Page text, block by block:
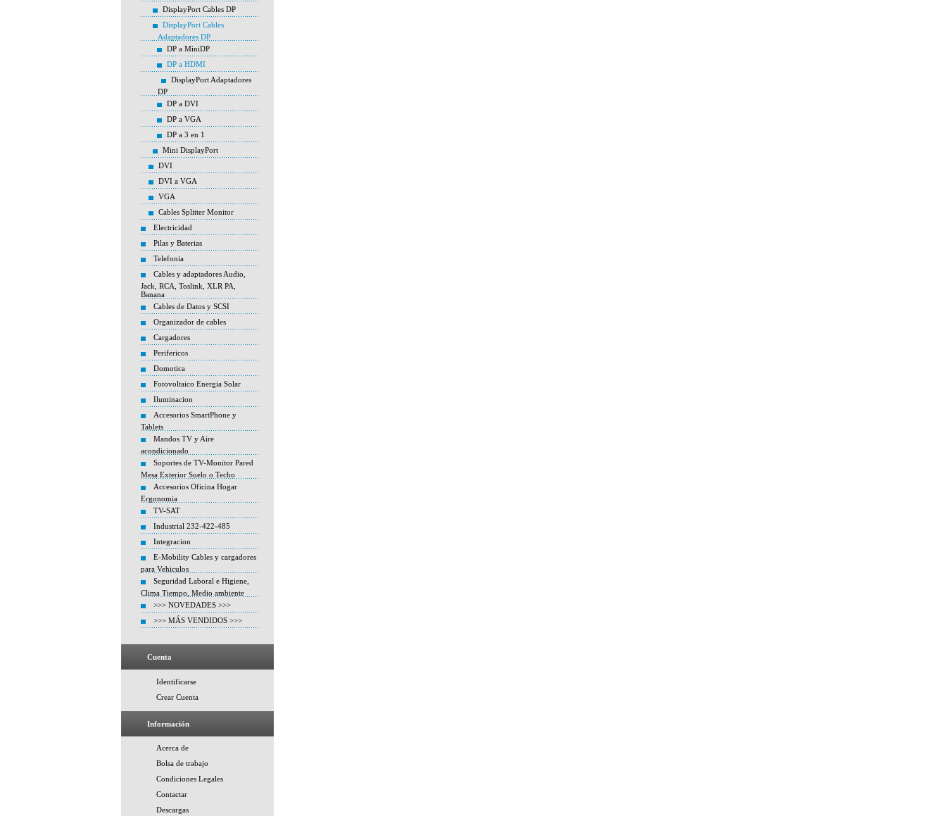
DisplayPort Cables DP
DisplayPort Cables
Adaptadores DP
DP a MiniDP
DP a HDMI
DisplayPort Adaptadores
DP
DP a DVI
DP a VGA
DP a 3 en 1
Mini DisplayPort
DVI
DVI a VGA
VGA
Cables Splitter Monitor
Electricidad
Pilas y Baterias
Telefonia
Cables y adaptadores Audio,
Jack, RCA, Toslink, XLR PA,
Banana
Cables de Datos y SCSI
Organizador de cables
Cargadores
Perifericos
Domotica
Fotovoltaico Energia Solar
Iluminacion
Accesorios SmartPhone y
Tablets
Mandos TV y Aire
acondicionado
Soportes de TV-Monitor Pared
Mesa Exterior Suelo o Techo
Accesorios Oficina Hogar
Ergonomia
TV-SAT
Industrial 232-422-485
Integracion
E-Mobility Cables y cargadores
para Vehiculos
Seguridad Laboral e Higiene,
Clima Tiempo, Medio ambiente
>>> NOVEDADES >>>
>>> MÁS VENDIDOS >>>
Cuenta
Identificarse
Crear Cuenta
Información
Acerca de
Bolsa de trabajo
Condiciones Legales
Contactar
Descargas